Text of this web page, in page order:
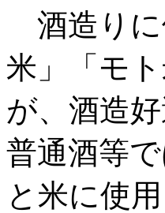
酒造りに
米」「モ
が、酒造
普通酒等
と米に使